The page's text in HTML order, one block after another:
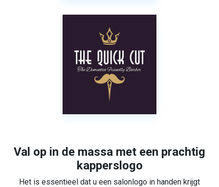
Val op in de massa met een prachtig
kapperslogo
Het is essentieel dat u een salonlogo in handen krijgt